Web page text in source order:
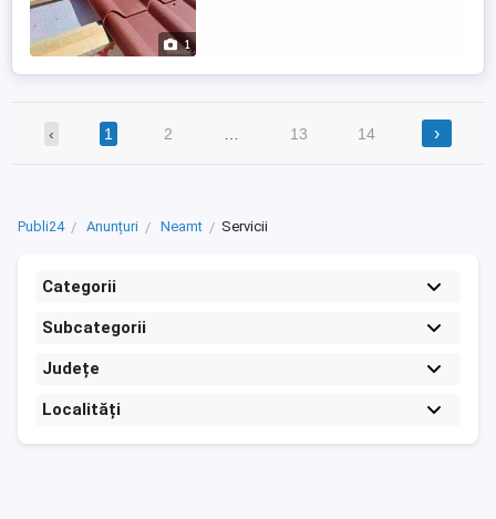
1
‹ 1 2 13 14 ›
Publi24 Anunțuri Neamt Servicii
Categorii
Subcategorii
Județe
Localități